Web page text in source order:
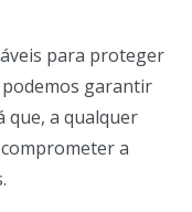
para proteger
garantir
que, a qualquer
a